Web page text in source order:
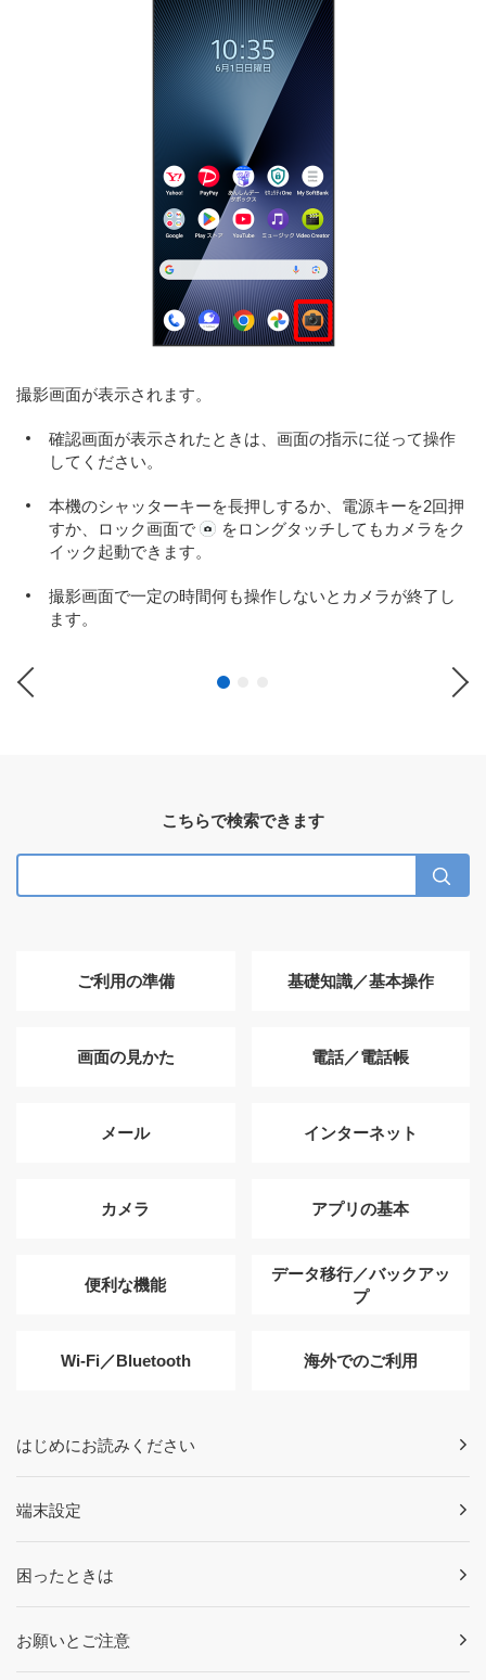
撮影画面が表示されます。
確認画面が表示されたときは、画面の指示に従って操作
してください。
本機のシャッターキーを長押しするか、電源キーを2回押
すか、ロック画面で
をロングタッチしてもカメラをク
イック起動できます。
撮影画面で一定の時間何も操作しないとカメラが終了し
ます。
こちらで検索できます
ご利用の準備 基礎知識／基本操作
画面の見かた 電話／電話帳
メール インターネット
カメラ アプリの基本
便利な機能
データ移行／バックアッ
プ
Wi-Fi／Bluetooth 海外でのご利用
はじめにお読みください
端末設定
困ったときは
お願いとご注意